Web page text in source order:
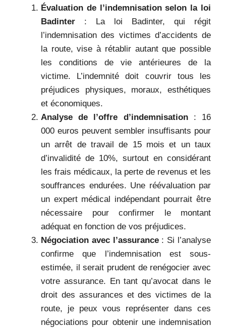
Évaluation de l’indemnisation selon la loi
Badinter : La loi Badinter, qui régit
l’indemnisation des victimes d’accidents de
la route, vise à rétablir autant que possible
les conditions de vie antérieures de la
victime. L’indemnité doit couvrir tous les
préjudices physiques, moraux, esthétiques
et économiques.
Analyse de l’offre d’indemnisation: 16
000 euros peuvent sembler insuffisants pour
un arrêt de travail de 15 mois et un taux
d’invalidité de 10%, surtout en considérant
les frais médicaux, la perte de revenus et les
souffrances endurées. Une réévaluation par
un expert médical indépendant pourrait être
nécessaire pour confirmer le montant
adéquat en fonction de vos préjudices.
Négociation avec l’assurance: Si l’analyse
confirme que l’indemnisation est sous-
estimée, il serait prudent de renégocier avec
votre assurance. En tant qu’avocat dans le
droit des assurances et des victimes de la
route, je peux vous représenter dans ces
négociations pour obtenir une indemnisation